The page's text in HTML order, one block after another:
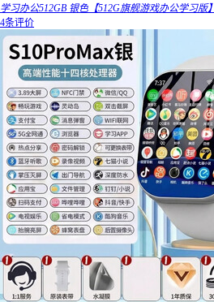
学习办公512GB 银色【512G旗舰游戏办公学习版】
4条评价